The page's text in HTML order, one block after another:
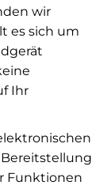
wir
es sich um
Ihr
Funktionen